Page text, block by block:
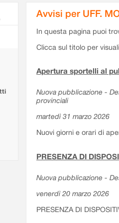
Avvisi per UFF.
In questa pagina puoi
Clicca sul titolo per
Apertura sportelli al
Nuova pubblicazione -
provinciali
martedì 31 marzo 2026
Nuovi giorni e orari di
PRESENZA DI
Nuova pubblicazione -
venerdì 20 marzo 2026
PRESENZA DI